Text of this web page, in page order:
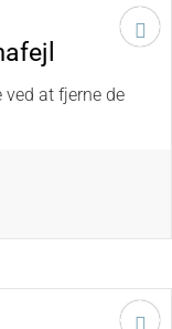
at fjerne de